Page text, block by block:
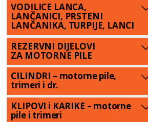
VODILICE LANCA,
LANČANICI, PRSTENI
LANČANIKA, TURPIJE, LANCI
REZERVNI DIJELOVI
ZA MOTORNE PILE
CILINDRI – motorne pile,
trimeri i dr.
KLIPOVI i KARIKE – motorne
pile i trimeri